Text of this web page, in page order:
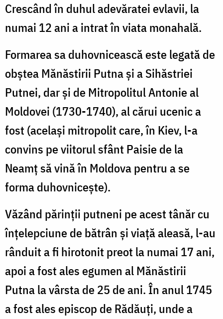
Crescând în duhul adevăratei evlavii, la
numai 12 ani a intrat în viata monahală.
Formarea sa duhovnicească este legată de
obştea Mănăstirii Putna și a Sihăstriei
Putnei, dar și de Mitropolitul Antonie al
Moldovei (1730-1740), al cărui ucenic a
fost (acelaşi mitropolit care, în Kiev, l-a
convins pe viitorul sfânt Paisie de la
Neamţ să vină în Moldova pen­tru a se
forma duhovniceşte).
Văzând părinţii putneni pe acest tânăr cu
înţelepciune de bătrân şi viață aleasă, l-au
rânduit a fi hirotonit preot la numai 17 ani,
apoi a fost ales egumen al Mănăstirii
Putna la vârsta de 25 de ani. În anul 1745
a fost ales episcop de Rădăuţi, unde a